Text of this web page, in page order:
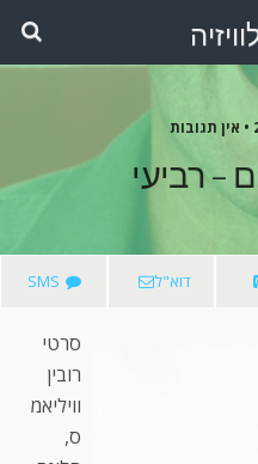
אין תגובות
– רביעי
דוא"ל SMS
סרטי
רובין
וויליאמ
ס,